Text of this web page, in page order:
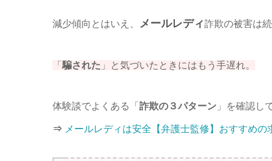
減少傾向とはいえ、 メールレディ詐欺の被害は
「 騙された 」と気づいたときにはもう手遅れ。
体験談でよくある「 詐欺の３パターン 」を確認し
⇒ メールレディは安全【弁護士監修】おすすめの